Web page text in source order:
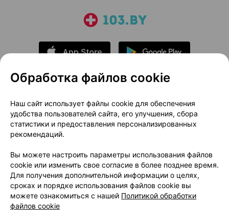
О проекте
Новости проекта
Размещение рекламы
Медицинский маркетинг
Публичный договор
Доставка
Способы оплаты
Вакансии
Партнеры
Написать руководителю 103.by
Написать в поддержку
Персональные настройки Cookie
Обработка файлов cookie
Наш сайт использует файлы cookie для обеспечения
удобства пользователей сайта, его улучшения, сбора
статистики и предоставления персонализированных
рекомендаций.
Вы можете настроить параметры использования файлов
cookie или изменить свое согласие в более позднее время.
Для получения дополнительной информации о целях,
сроках и порядке использования файлов cookie вы
можете ознакомиться с нашей Политикой обработки
файлов cookie